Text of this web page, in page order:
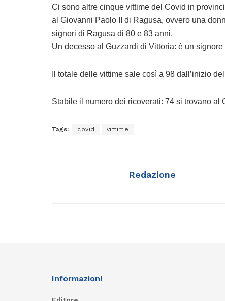
Ci sono altre cinque vittime del Covid in
al Giovanni Paolo II di Ragusa, ovvero una
signori di Ragusa di 80 e 83 anni.
Un decesso al Guzzardi di Vittoria: è un signore
Il totale delle vittime sale così a 98 dall’inizio
Stabile il numero dei ricoverati: 74 si trovano al
Tags: covid vittime
Redazione
Informazioni